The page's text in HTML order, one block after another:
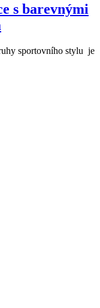
s barevnými
sportovního stylu je